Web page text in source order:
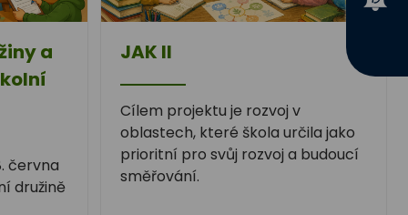
a
června
družině
JAK II
Cílem projektu je rozvoj v
oblastech, které škola určila jako
prioritní pro svůj rozvoj a budoucí
směřování.